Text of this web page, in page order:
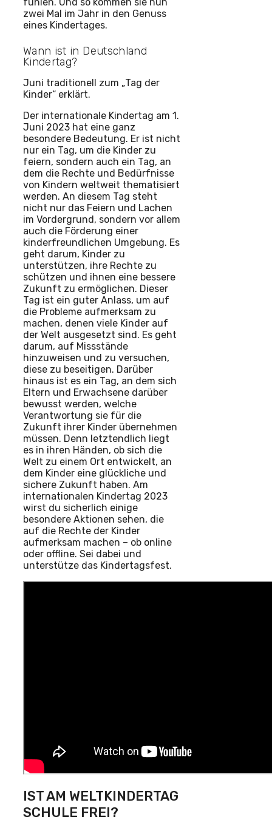
zwei Mal im Jahr in den Genuss
eines Kindertages.
Wann ist in Deutschland
Kindertag?
Juni traditionell zum „Tag der
Kinder“ erklärt.
Der internationale Kindertag am 1.
Juni 2023 hat eine ganz
besondere Bedeutung. Er ist nicht
nur ein Tag, um die Kinder zu
feiern, sondern auch ein Tag, an
dem die Rechte und Bedürfnisse
von Kindern weltweit thematisiert
werden. An diesem Tag steht
nicht nur das Feiern und Lachen
im Vordergrund, sondern vor allem
auch die Förderung einer
kinderfreundlichen Umgebung. Es
geht darum, Kinder zu
unterstützen, ihre Rechte zu
schützen und ihnen eine bessere
Zukunft zu ermöglichen. Dieser
Tag ist ein guter Anlass, um auf
die Probleme aufmerksam zu
machen, denen viele Kinder auf
der Welt ausgesetzt sind. Es geht
darum, auf Missstände
hinzuweisen und zu versuchen,
diese zu beseitigen. Darüber
hinaus ist es ein Tag, an dem sich
Eltern und Erwachsene darüber
bewusst werden, welche
Verantwortung sie für die
Zukunft ihrer Kinder übernehmen
müssen. Denn letztendlich liegt
es in ihren Händen, ob sich die
Welt zu einem Ort entwickelt, an
dem Kinder eine glückliche und
sichere Zukunft haben. Am
internationalen Kindertag 2023
wirst du sicherlich einige
besondere Aktionen sehen, die
auf die Rechte der Kinder
aufmerksam machen – ob online
oder offline. Sei dabei und
unterstütze das Kindertagsfest.
IST AM WELTKINDERTAG
SCHULE FREI?